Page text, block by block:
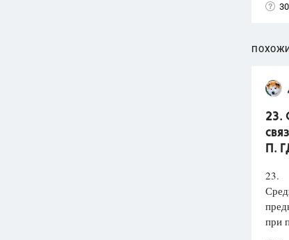
23.
П.
23.
при